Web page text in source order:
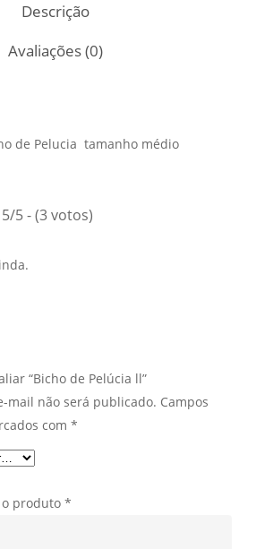
Descrição
Avaliações (0)
de Pelucia tamanho médio
5/5 - (3 votos)
“Bicho de Pelúcia ll”
mail não será publicado. Campos
com *
o produto *